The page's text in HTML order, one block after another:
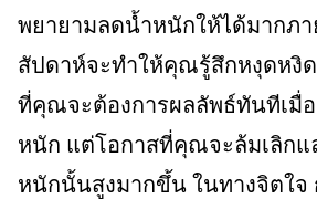
พยายามลดน้ำหนักให้ได้มากภา
สัปดาห์จะทำให้คุณรู้สึกหงุดหงิด
ที่คุณจะต้องการผลลัพธ์ทันทีเมื่
หนัก แต่โอกาสที่คุณจะล้มเลิกแ
หนักนั้นสูงมากขึ้น ในทางจิตใจ